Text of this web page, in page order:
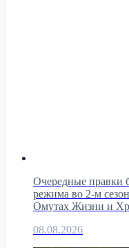
Очередные правки
режима во 2-м
Омутах Жизни и
08.08.2026